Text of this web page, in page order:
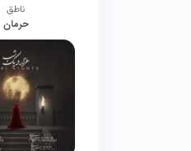
ناطق
حرمان